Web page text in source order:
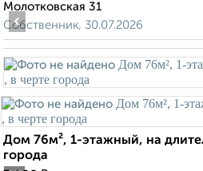
Молотковская 31
Собственник, 30.07.2026
‹
Дом 76м², 1-этажный, на
города